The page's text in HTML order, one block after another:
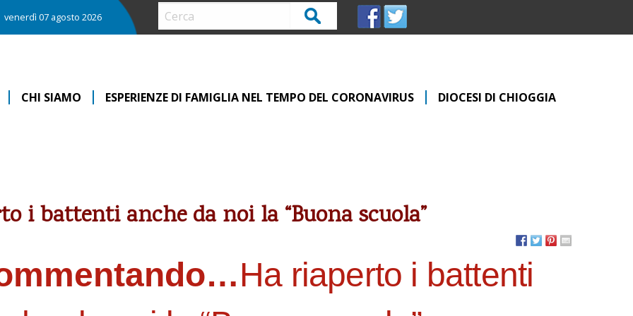
venerdì 07 agosto 2026 Cerca
CHI SIAMO ESPERIENZE DI FAMIGLIA NEL TEMPO DEL CORONAVIRUS DIOCESI DI CHIOGGIA
i battenti anche da noi la “Buona scuola”
Ha riaperto i battenti